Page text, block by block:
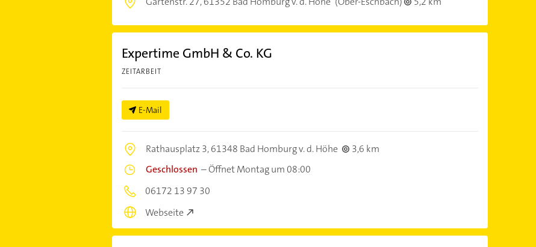
Expertime GmbH & Co. KG
ZEITARBEIT
E-Mail
Rathausplatz 3,61348 Bad Homburg v. d. Höhe
3,6 km
Geschlossen –Öffnet Montag um 08:00
06172 13 97 30
Webseite